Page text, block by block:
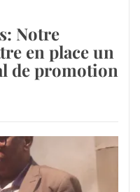
Notre
en place un
de promotion